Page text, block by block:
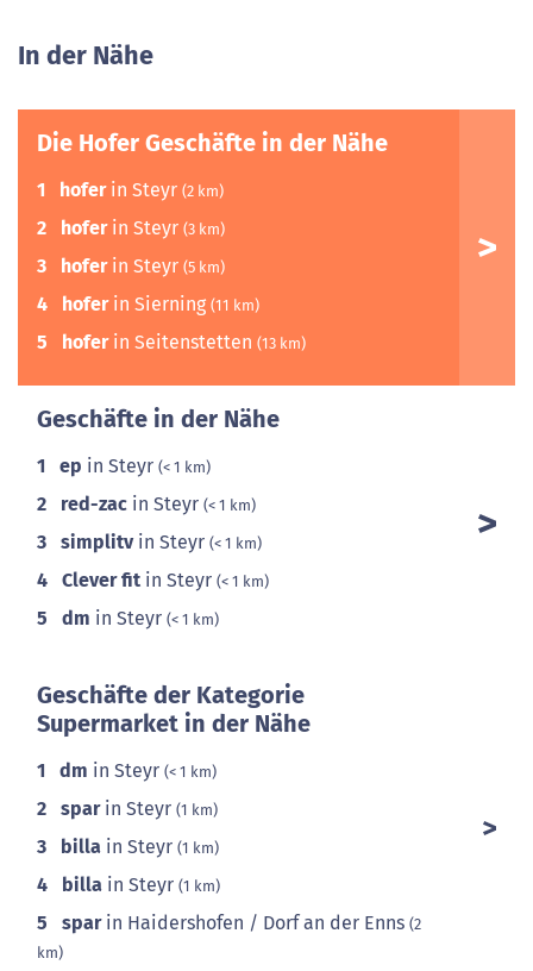
In der Nähe
Die Hofer Geschäfte in der Nähe
1 hoferin Steyr (2 km)
2 hoferin Steyr (3 km)
3 hoferin Steyr (5 km)
4 hoferin Sierning (11 km)
5 hoferin Seitenstetten (13 km)
Geschäfte in der Nähe
1 ep in Steyr (< 1 km)
2 red-zac in Steyr (< 1 km)
3 simplitvin Steyr (< 1 km)
4 Clever fit in Steyr (< 1 km)
5 dm in Steyr (< 1 km)
Geschäfte der Kategorie
Supermarket in der Nähe
1 dm in Steyr (< 1 km)
2 sparin Steyr (1 km)
3 billa in Steyr (1 km)
4 billa in Steyr (1 km)
5 sparin Haidershofen / Dorf an der Enns (2
km)